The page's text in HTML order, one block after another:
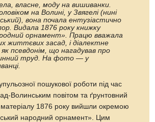
власне, моду на вишиванки.
на Волині, у Звягелі (нині
вона почала ентузіастично
Видала 1876 року книжку
орнамент». Працю вважала
життєвих засад, і діалектне
як псевдонім, що нагадував про
труд. На фото — у
пошукової роботи під час
Волинським повітом та ґрунтовний
матеріалу 1876 року вийшли окремою
народний орнамент». Цим